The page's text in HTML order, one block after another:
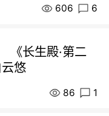
606 6
《长生殿·第二
悠
86 1